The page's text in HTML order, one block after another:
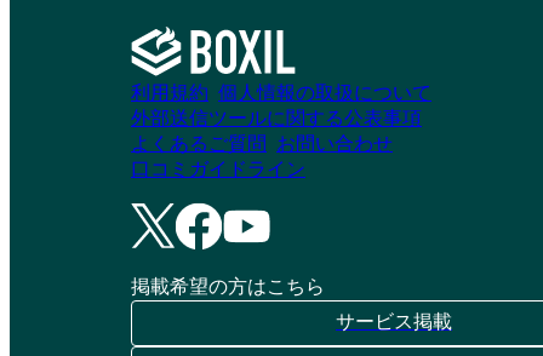
利用規約 個人情報の取扱について
外部送信ツールに関する公表事項
よくあるご質問
お問い合わせ
口コミガイドライン
掲載希望の方はこちら
サービス掲載